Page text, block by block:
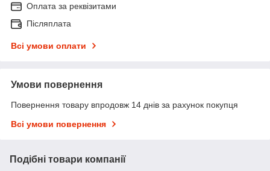
Оплата за реквізитами
Післяплата
Всі умови оплати
Умови повернення
Повернення товару впродовж 14 днів за рахунок покупця
Всі умови повернення
Подібні товари компанії